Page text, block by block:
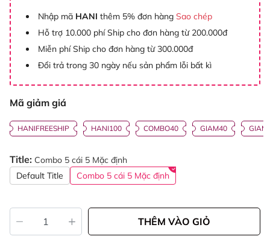
Nhập mã HANI thêm 5% đơn hàng Sao chép
Hỗ trợ 10.000 phí Ship cho đơn hàng từ 200.000đ
Miễn phí Ship cho đơn hàng từ 300.000đ
Đổi trả trong 30 ngày nếu sản phẩm lỗi bất kì
Mã giảm giá
HANIFREESHIP HANI100 COMBO40 GIAM40
Title: Combo 5 cái 5 Mặc định
Default Title
Combo 5 cái 5 Mặc định
THÊM VÀO GIỎ